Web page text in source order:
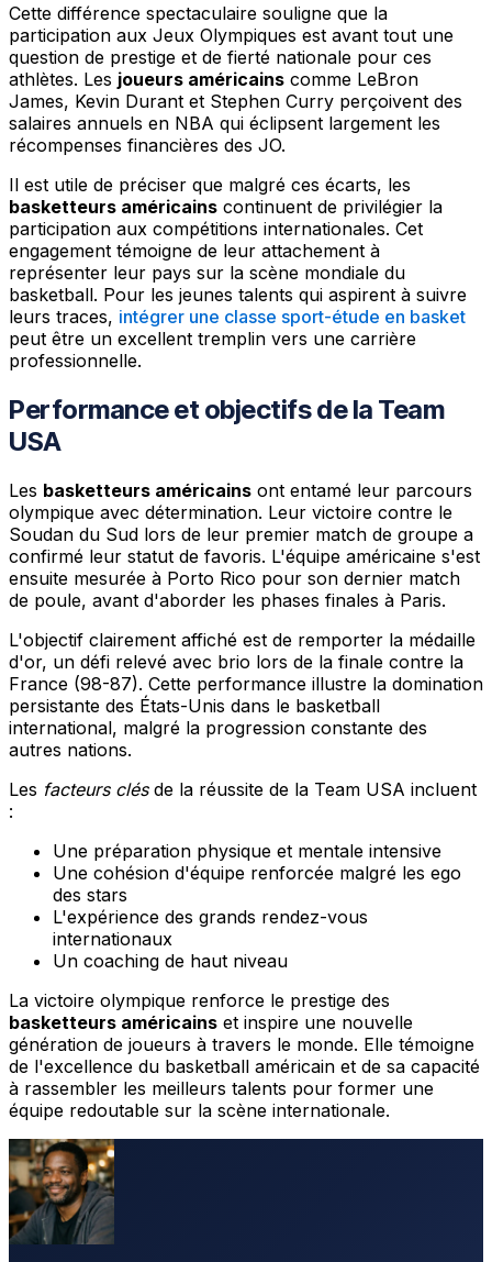
Cette différence spectaculaire souligne que la
participation aux Jeux Olympiques est avant tout une
question de prestige et de fierté nationale pour ces
athlètes. Les joueurs américains comme LeBron
James, Kevin Durant et Stephen Curry perçoivent des
salaires annuels en NBA qui éclipsent largement les
récompenses financières des JO.
Il est utile de préciser que malgré ces écarts, les
basketteurs américains continuent de privilégier la
participation aux compétitions internationales. Cet
engagement témoigne de leur attachement à
représenter leur pays sur la scène mondiale du
basketball. Pour les jeunes talents qui aspirent à suivre
leurs traces, intégrer une classe sport-étude en basket
peut être un excellent tremplin vers une carrière
professionnelle.
Performance et objectifs de la Team
USA
Les basketteurs américains ont entamé leur parcours
olympique avec détermination. Leur victoire contre le
Soudan du Sud lors de leur premier match de groupe a
confirmé leur statut de favoris. L'équipe américaine s'est
ensuite mesurée à Porto Rico pour son dernier match
de poule, avant d'aborder les phases finales à Paris.
L'objectif clairement affiché est de remporter la médaille
d'or, un défi relevé avec brio lors de la finale contre la
France (98-87). Cette performance illustre la domination
persistante des États-Unis dans le basketball
international, malgré la progression constante des
autres nations.
Les facteurs clésde la réussite de la Team USA incluent
:
Une préparation physique et mentale intensive
Une cohésion d'équipe renforcée malgré les ego
des stars
L'expérience des grands rendez-vous
internationaux
Un coaching de haut niveau
La victoire olympique renforce le prestige des
basketteurs américains et inspire une nouvelle
génération de joueurs à travers le monde. Elle témoigne
de l'excellence du basketball américain et de sa capacité
à rassembler les meilleurs talents pour former une
équipe redoutable sur la scène internationale.